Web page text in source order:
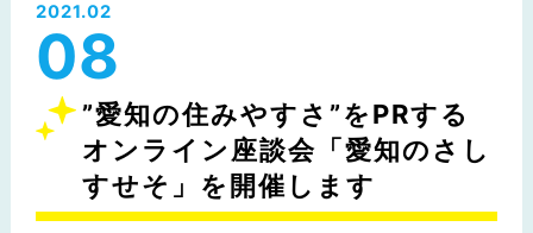
2021.02
08
”愛知の住みやすさ”をPRする
オンライン座談会「愛知のさし
すせそ」を開催します